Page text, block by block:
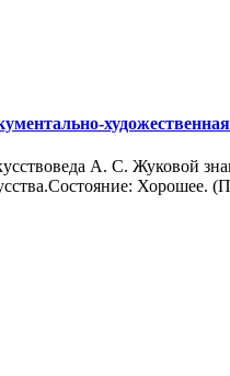
А. С. Жуковой
Хорошее.